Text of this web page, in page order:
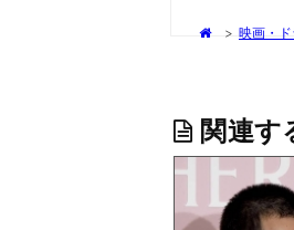
> 映画・ド
関連す